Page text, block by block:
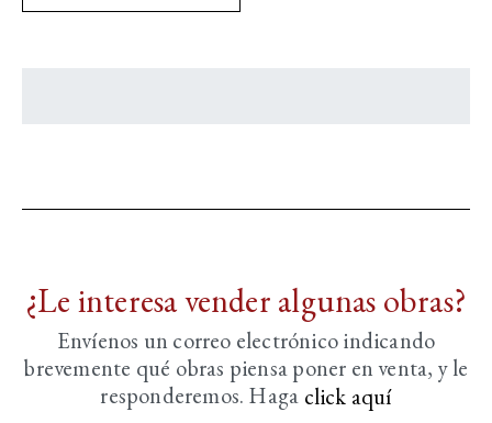
¿Le interesa vender algunas obras?
Envíenos un correo electrónico indicando
brevemente qué obras piensa poner en venta, y le
responderemos. Haga click aquí­